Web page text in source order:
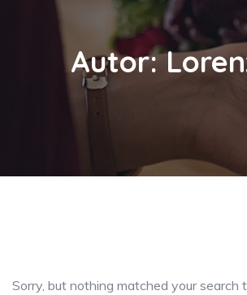
Autor:
Sorry, but nothing matched your